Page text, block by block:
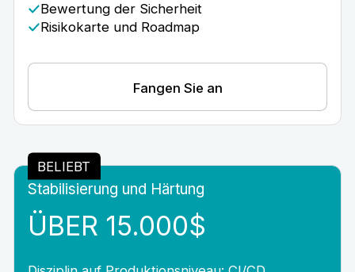
Bewertung der Sicherheit
Risikokarte und Roadmap
Fangen Sie an
Stabilisierung und Härtung
ÜBER 15.000$
BELIEBT